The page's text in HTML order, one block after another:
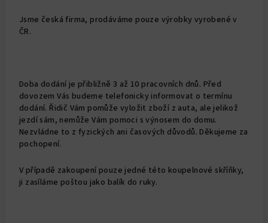
Jsme česká firma, prodáváme pouze výrobky vyrobené v
ČR.
Doba dodání je přibližně 3 až 10 pracovních dnů. Před
dovozem Vás budeme telefonicky informovat o termínu
dodání. Řidič Vám pomůže vyložit zboží z auta, ale jelikož
jezdí sám, nemůže Vám pomoci s výnosem do domu.
Nezvládne to z fyzických ani časových důvodů. Děkujeme za
pochopení.
V případě zakoupení pouze jedné této koupelnové skříňky,
ji zasíláme poštou jako balík do ruky.